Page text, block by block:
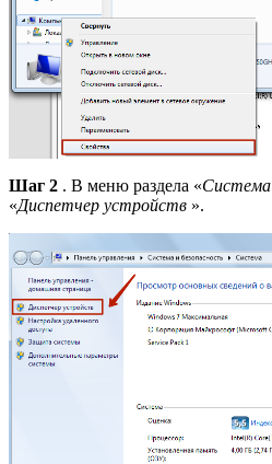
Шаг 2 . В меню раздела «Система
«Диспетчер устройств ».